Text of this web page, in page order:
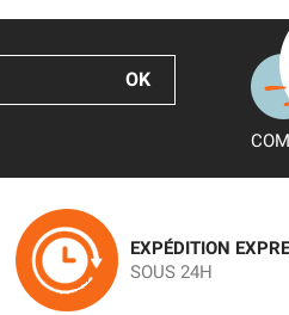
EXPÉDITION
SOUS 24H